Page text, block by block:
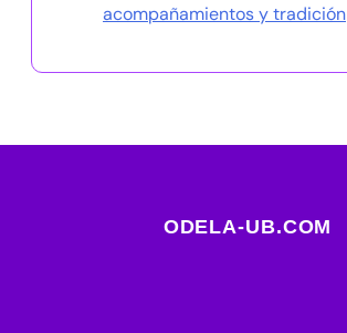
acompañamientos y tradición
ODELA-UB.COM